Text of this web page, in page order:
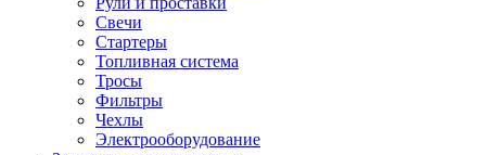
Свечи
Стартеры
Топливная система
Тросы
Фильтры
Чехлы
Электрооборудование